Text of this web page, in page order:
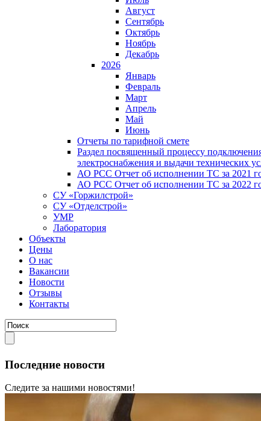
Август
Сентябрь
Октябрь
Ноябрь
Декабрь
2026
Январь
Февраль
Март
Апрель
Май
Июнь
Отчеты по тарифной смете
Раздел посвященный процессу
электроснабжения и выдачи технических
АО РСС Отчет об исполнении ТС за 2021
АО РСС Отчет об исполнении ТС за 2022
СУ «Горжилстрой»
СУ «Отделстрой»
УМР
Лаборатория
Объекты
Цены
О нас
Вакансии
Новости
Отзывы
Контакты
Последние новости
Следите за нашими новостями!